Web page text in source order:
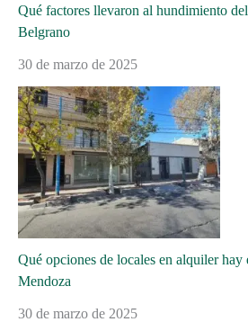
Qué factores llevaron al hundimiento
Belgrano
30 de marzo de 2025
Qué opciones de locales en alquiler
Mendoza
30 de marzo de 2025